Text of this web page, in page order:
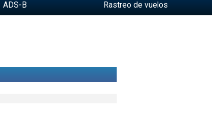
ADS-B Rastreo de vuelos